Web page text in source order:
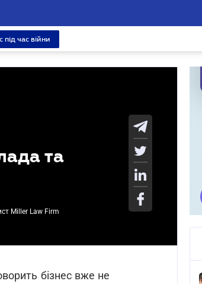
під час війни
та
Miller Law Firm
бізнес вже не